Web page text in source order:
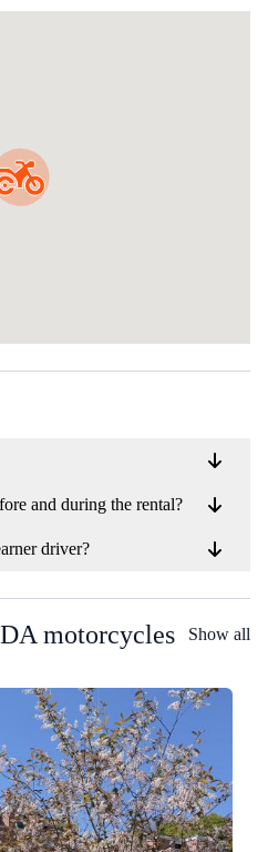
and during the rental?
driver?
motorcycles Show all